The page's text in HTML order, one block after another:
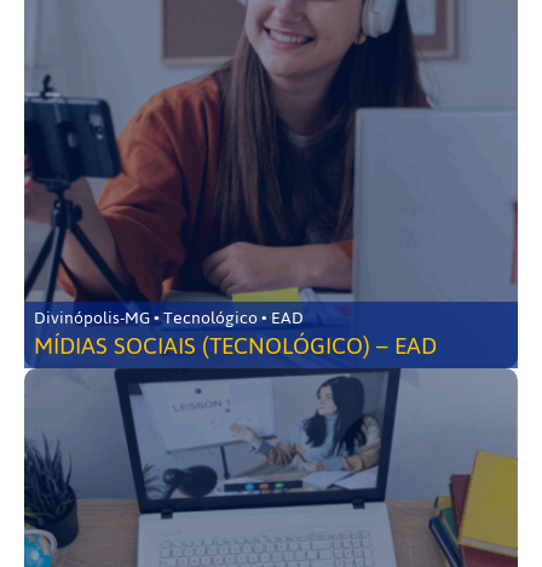
Divinópolis-MG • Tecnológico • EAD
MÍDIAS SOCIAIS (TECNOLÓGICO) – EAD